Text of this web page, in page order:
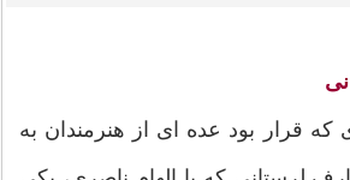
۱۳۹۱ روزی که قرار بود عده ای از هنرمندان به